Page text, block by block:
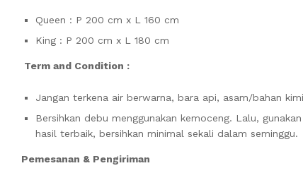
Queen : P 200 cm x L 160 cm
King : P 200 cm x L 180 cm
Term and Condition :
Jangan terkena air berwarna, bara api, asam/bahan
Bersihkan debu menggunakan kemoceng. Lalu,
hasil terbaik, bersihkan minimal sekali dalam seminggu.
Pemesanan & Pengiriman